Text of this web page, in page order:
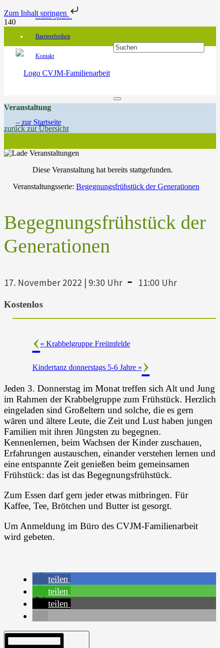
Zum Inhalt springen
Leichte Sprache
Barrierefreiheit
Kontakt
Veranstaltung
zurück zur Übersicht
Diese Veranstaltung hat bereits stattgefunden.
Veranstaltungsserie: Begegnungsfrühstück der Generationen
Begegnungsfrühstück der
Generationen
17. November 2022 | 9:30 Uhr - 11:00 Uhr
Kostenlos
« Krabbelgruppe Freiimfelde
Kindertanz donnerstags 5-6 Jahre »
Jeden 3. Donnerstag im Monat treffen sich Alt und Jung
im Rahmen der Krabbelgruppe zum Frühstück. Herzlich
eingeladen sind Großeltern und solche, die es gern
wären und ältere Leute, die Zeit und Lust haben jungen
Familien mit ihren Jüngsten zu begegnen.
Kennenlernen, beim Wachsen der Kinder zuschauen,
Erfahrungen austauschen, einander verstehen lernen und
eine entspannte Zeit genießen beim gemeinsamen
Frühstück: das ist das Begegnungsfrühstück.
Zum Essen darf gern jeder etwas mitbringen. Für
Kaffee, Tee, Brötchen und Butter ist gesorgt.
Um Anmeldung im Büro des CVJM-Familienarbeit
wird gebeten.
teilen
teilen
teilen